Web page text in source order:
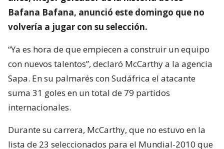
Bafana Bafana, anunció este domingo que no
volvería a jugar con su selección.
“Ya es hora de que empiecen a construir un equipo
con nuevos talentos”, declaró McCarthy a la agencia
Sapa. En su palmarés con Sudáfrica el atacante
suma 31 goles en un total de 79 partidos
internacionales.
Durante su carrera, McCarthy, que no estuvo en la
lista de 23 seleccionados para el Mundial-2010 que